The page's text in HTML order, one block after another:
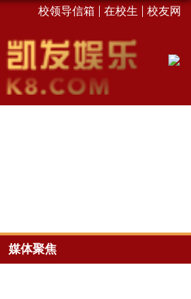
校领导信箱 在校生 校友网
媒体聚焦